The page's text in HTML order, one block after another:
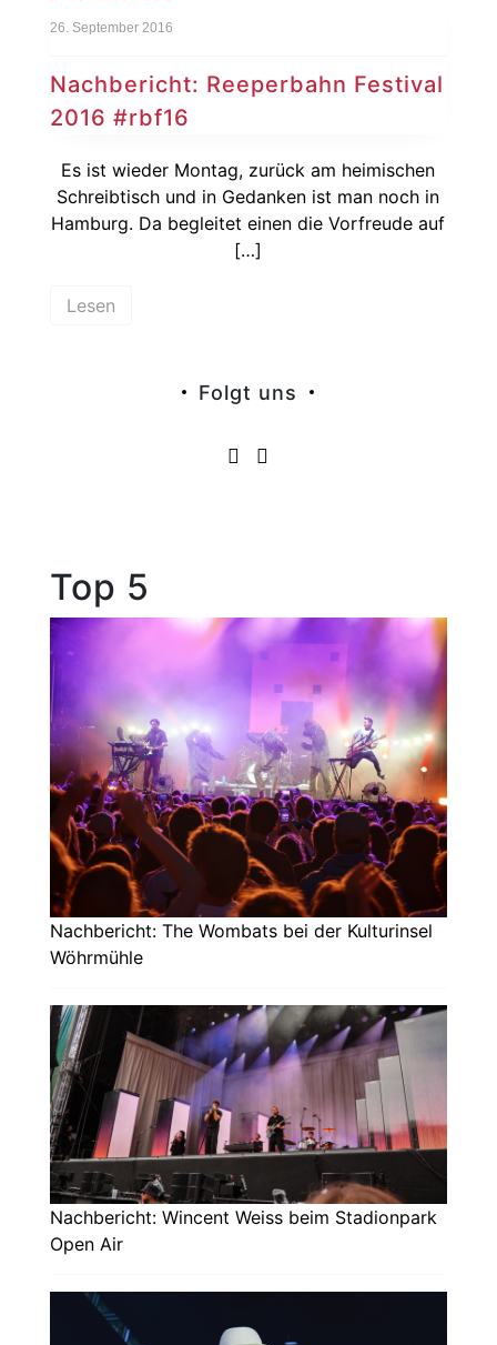
26. September 2016
Nachbericht: Reeperbahn Festival
2016 #rbf16
Es ist wieder Montag, zurück am heimischen
Schreibtisch und in Gedanken ist man noch in
Hamburg. Da begleitet einen die Vorfreude auf
[…]
Lesen
Folgt uns
Top 5
Nachbericht: The Wombats bei der Kulturinsel
Wöhrmühle
Nachbericht: Wincent Weiss beim Stadionpark
Open Air